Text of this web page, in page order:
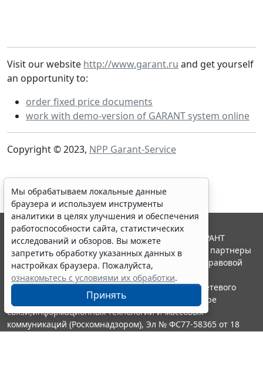
Visit our website http://www.garant.ru and get yourself
an opportunity to:
order fixed price documents
work with demo-version of GARANT system online
Copyright © 2023, NPP Garant-Service
Мы обрабатываем локальные данные
браузера и используем инструменты
аналитики в целях улучшения и обеспечения
работоспособности сайта, статистических
исследований и обзоров. Вы можете
запретить обработку указанных данных в
настройках браузера. Пожалуйста,
ознакомьтесь с условиями их обработки.
Принять
© ООО "НПП "ГАРАНТ-СЕРВИС", 2026. Система ГАРАНТ
выпускается с 1990 года. Компания "Гарант" и ее партнеры
являются участниками Российской ассоциации правовой
информации ГАРАНТ.
Портал ГАРАНТ.РУ зарегистрирован в качестве сетевого
издания Федеральной службой по надзору в сфере
связи,информационных технологий и массовых
коммуникаций (Роскомнадзором), Эл № ФС77-58365 от 18